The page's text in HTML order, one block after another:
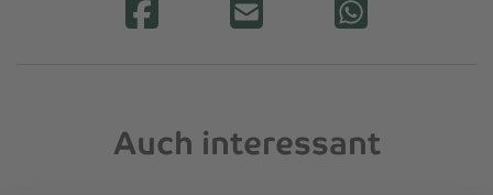
Auch interessant